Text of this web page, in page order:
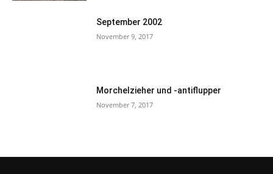
September 2002
November 9, 2017
Morchelzieher und -antiflupper
November 7, 2017